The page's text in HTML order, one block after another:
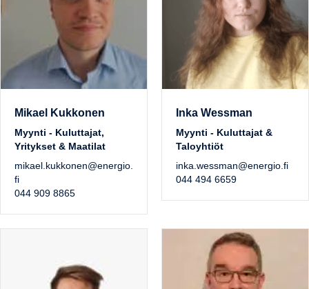
Mikael Kukkonen
Myynti - Kuluttajat,
Yritykset & Maatilat
mikael.kukkonen@energio.
fi
044 909 8865
Inka Wessman
Myynti - Kuluttajat &
Taloyhtiöt
inka.wessman@energio.fi
044 494 6659